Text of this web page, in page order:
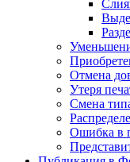
Отмена
Утеря
Смена
Ошибка в